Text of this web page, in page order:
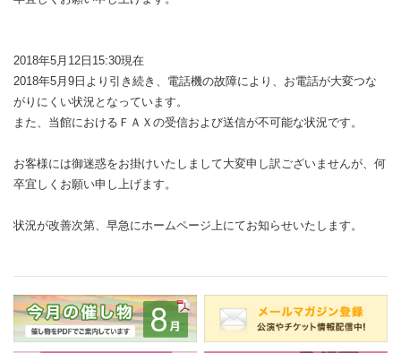
2018年5月12日15:30現在
2018年5月9日より引き続き、電話機の故障により、お電話が大変つな
がりにくい状況となっています。
また、当館におけるＦＡＸの受信および送信が不可能な状況です。
お客様には御迷惑をお掛けいたしまして大変申し訳ございませんが、何
卒宜しくお願い申し上げます。
状況が改善次第、早急にホームページ上にてお知らせいたします。